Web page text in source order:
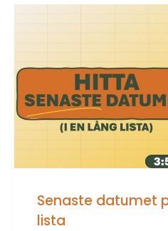
Senaste datumet
lista